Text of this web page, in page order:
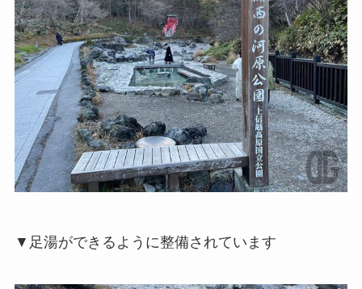
▼足湯ができるように整備されています